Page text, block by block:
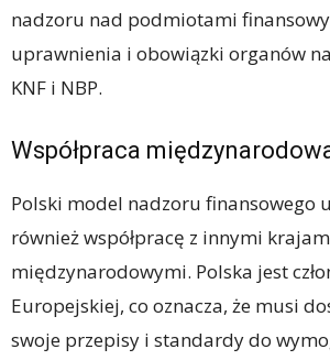
nadzoru nad podmiotami
uprawnienia i obowiązki organów
KNF i NBP.
Współpraca
Polski model nadzoru finansowego
również współpracę z innymi
międzynarodowymi. Polska jest
Europejskiej, co oznacza, że ​​musi
swoje przepisy i standardy do